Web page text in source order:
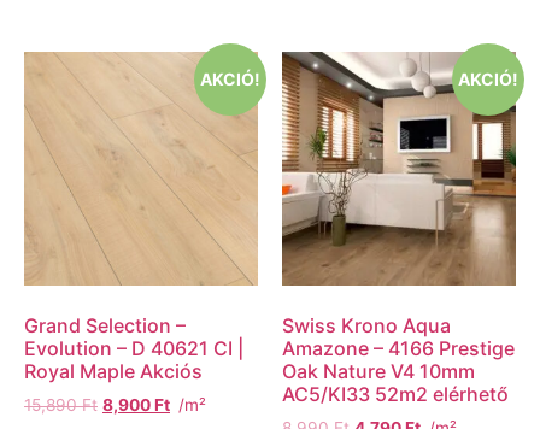
AKCIÓ!
Grand Selection –
Evolution – D 40621 CI |
Royal Maple Akciós
15,890Ft 8,900Ft /m²
AKCIÓ!
Swiss Krono Aqua
Amazone – 4166 Prestige
Oak Nature V4 10mm
AC5/KI33 52m2 elérhető